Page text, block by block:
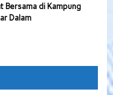
Bersama di Kampung
Dalam